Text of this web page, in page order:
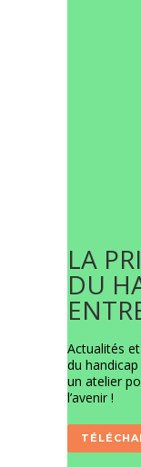
LA
DU
Actualités
du
un atelier
l’avenir !